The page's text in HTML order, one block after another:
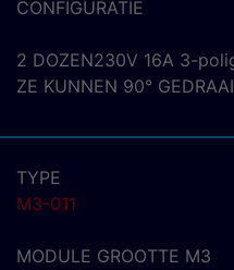
CONFIGURATIE
2 DOZEN230V 16A 3-
ZE KUNNEN 90°
TYPE
M3-011
MODULE GROOTTE M3